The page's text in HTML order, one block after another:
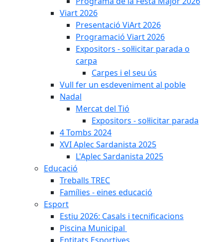
Viart 2026
Presentació ViArt 2026
Programació Viart 2026
Expositors - sol·licitar parada o
carpa
Carpes i el seu ús
Vull fer un esdeveniment al poble
Nadal
Mercat del Tió
Expositors - sol·licitar parada
4 Tombs 2024
XVI Aplec Sardanista 2025
L'Aplec Sardanista 2025
Educació
Treballs TREC
Famílies - eines educació
Esport
Estiu 2026: Casals i tecnificacions
Piscina Municipal